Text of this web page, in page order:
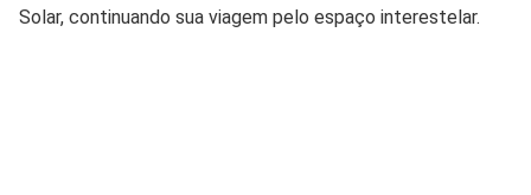
Solar, continuando sua viagem pelo espaço interestelar.